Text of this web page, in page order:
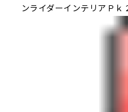
ンライダーインテリアＰｋ